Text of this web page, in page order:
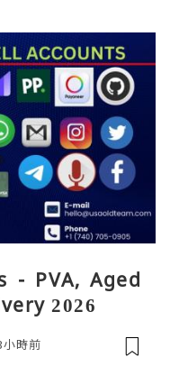
- PVA, Aged
2026
小時前